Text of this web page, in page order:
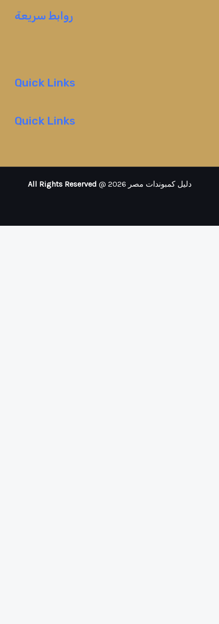
روابط سريعة
Quick Links
Quick Links
All Rights Reserved @ 2026 دليل كمبوندات مصر